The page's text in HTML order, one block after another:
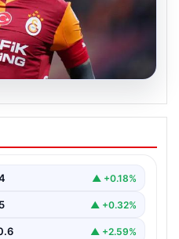
arasındaki
▲ +0.18%
▲ +0.32%
▲ +2.59%